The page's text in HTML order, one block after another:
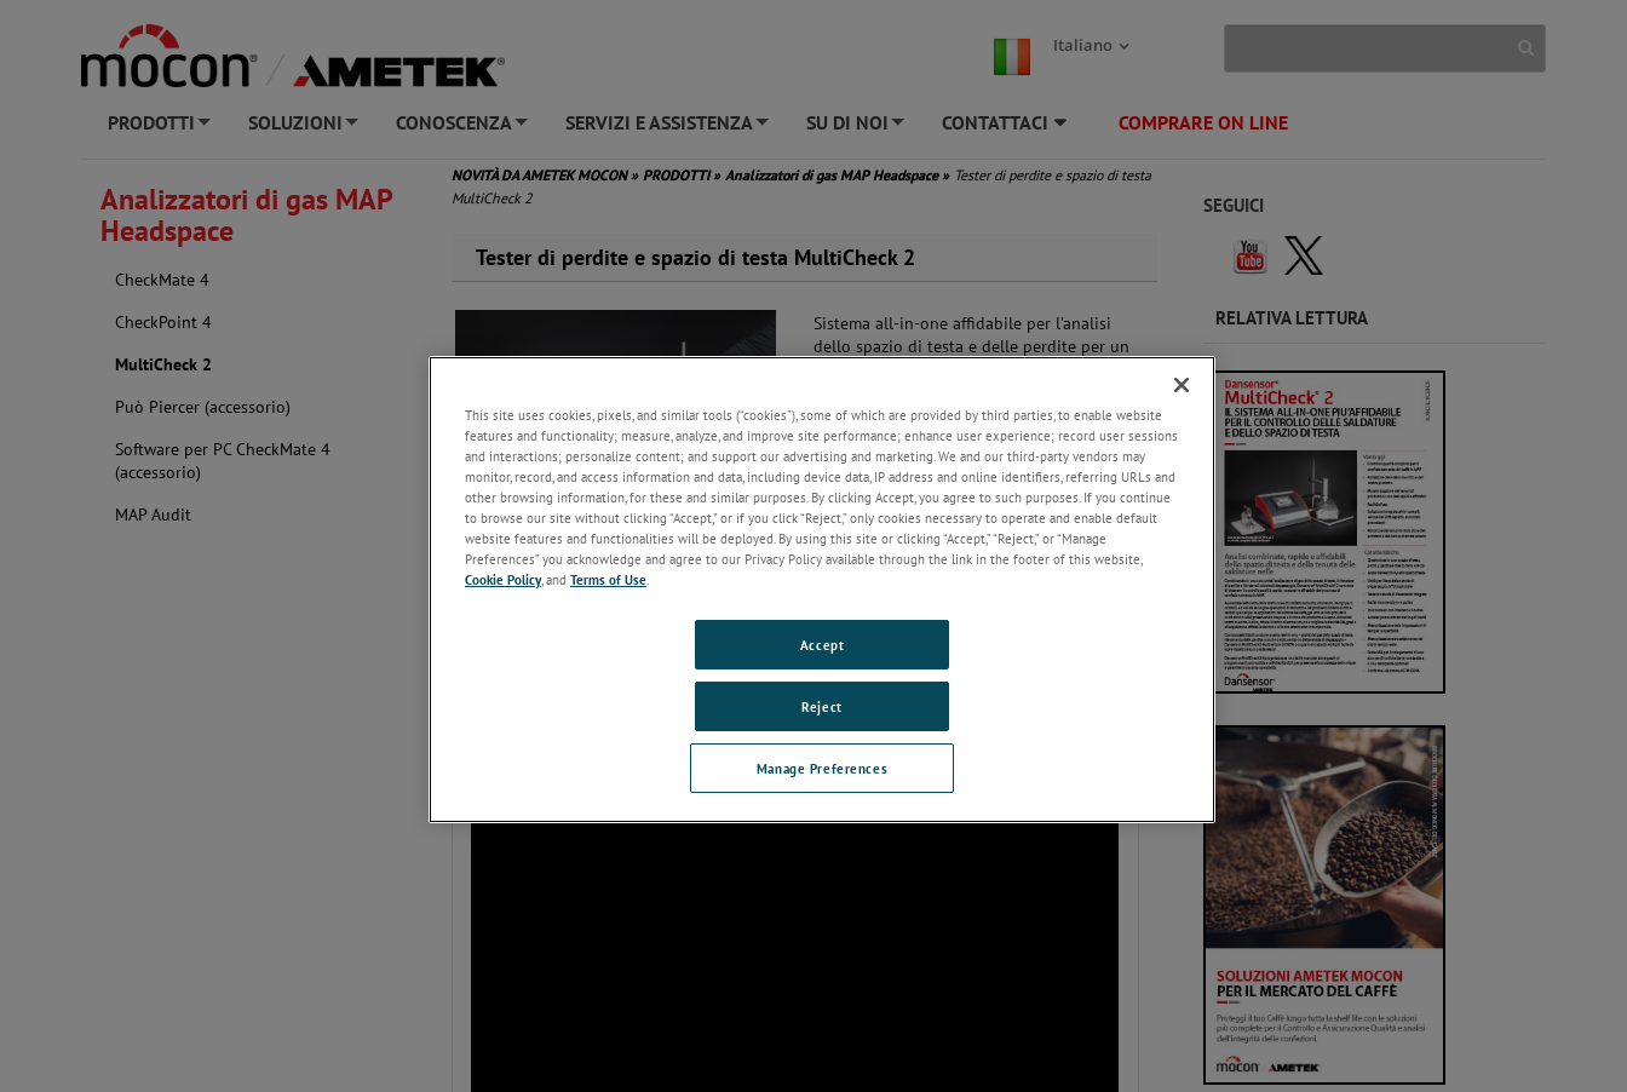
Italiano
PRODOTTI SOLUZIONI CONOSCENZA SERVIZI E ASSISTENZA SU DI NOI CONTATTACI COMPRARE ON LINE
Analizzatori di gas MAP
Headspace
CheckMate 4
CheckPoint 4
MultiCheck 2
Può Piercer (accessorio)
Software per PC CheckMate 4
(accessorio)
MAP Audit
NOVITÀ DA AMETEK MOCON » PRODOTTI» Analizzatori di gas MAP Headspace » Tester di perdite e spazio di testa
MultiCheck 2
Tester di perdite e spazio di testa MultiCheck 2
Sistema all-in-one affidabile per l’analisi
dello spazio di testa e delle perdite per un
Risultati accurati
Semplice e facile da usare
Veloce e affidabile
RICHIESTA DI MAGGIORI
INFORMAZIONI
Specifiche
Applicazioni
SEGUICI
RELATIVA LETTURA
This site uses cookies, pixels, and similar tools (“cookies”), some of which are provided by third parties, to enable website
features and functionality; measure, analyze, and improve site performance; enhance user experience; record user sessions
and interactions; personalize content; and support our advertising and marketing. We and our third-party vendors may
monitor, record, and access information and data, including device data, IP address and online identifiers, referring URLs and
other browsing information, for these and similar purposes. By clicking Accept, you agree to such purposes. If you continue
to browse our site without clicking “Accept,” or if you click “Reject,” only cookies necessary to operate and enable default
website features and functionalities will be deployed. By using this site or clicking “Accept,” “Reject,” or “Manage
Preferences” you acknowledge and agree to our Privacy Policy available through the link in the footer of this website,
Cookie Policy, and Terms of Use.
Manage Preferences
Reject
Accept